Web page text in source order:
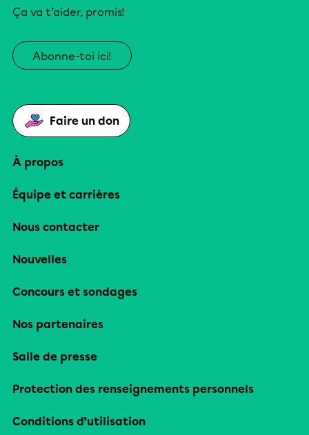
Ça va t’aider, promis!
Abonne-toi ici!
Faire un don
À propos
Équipe et carrières
Nous contacter
Nouvelles
Concours et sondages
Nos partenaires
Salle de presse
Protection des renseignements personnels
Conditions d’utilisation